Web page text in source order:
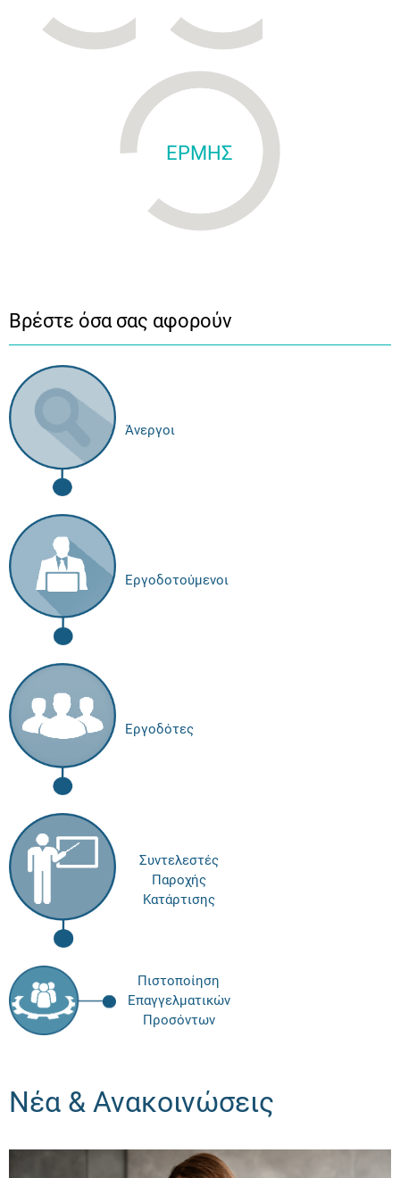
ΕΡΜΗΣ
Βρέστε όσα σας αφορούν
Άνεργοι
Εργοδοτούμενοι
Εργοδότες
Συντελεστές
Παροχής
Κατάρτισης
Πιστοποίηση
Επαγγελματικών
Προσόντων
Νέα & Ανακοινώσεις